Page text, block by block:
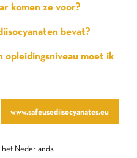
komen ze voor?
bevat?
opleidingsniveau moet ik
www.safeusediisocyanates.eu
Nederlands.